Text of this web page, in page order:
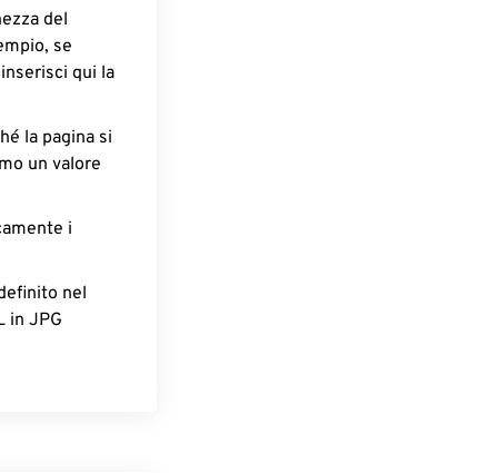
del
se
qui la
la pagina si
un valore
i
nel
in JPG